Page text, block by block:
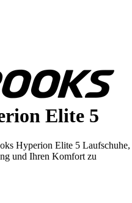
Elite 5
Hyperion Elite 5 Laufschuhe,
und Ihren Komfort zu